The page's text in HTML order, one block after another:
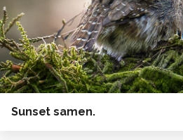
Sunset samen.